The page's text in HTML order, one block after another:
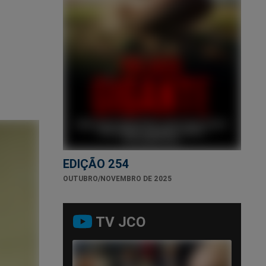
EDIÇÃO 254
OUTUBRO/NOVEMBRO DE 2025
TV JCO